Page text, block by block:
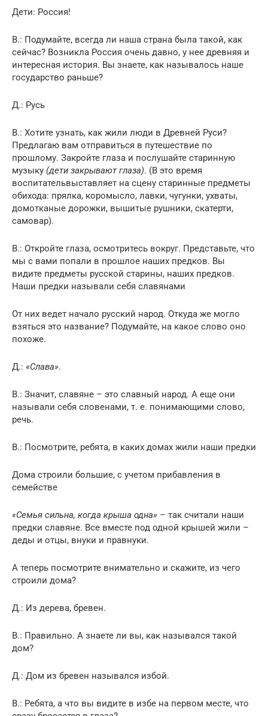
Дети: Россия!
В.: Подумайте, всегда ли наша страна была такой, как
сейчас? Возникла Россия очень давно, у нее древняя и
интересная история. Вы знаете, как называлось наше
государство раньше?
Д.: Русь
В.: Хотите узнать, как жили люди в Древней Руси?
Предлагаю вам отправиться в путешествие по
прошлому. Закройте глаза и послушайте старинную
музыку (дети закрывают глаза). (В это время
воспитательвыставляет на сцену старинные предметы
обихода: прялка, коромысло, лавки, чугунки, ухваты,
домотканые дорожки, вышитые рушники, скатерти,
самовар).
В.: Откройте глаза, осмотритесь вокруг. Представьте, что
мы с вами попали в прошлое наших предков. Вы
видите предметы русской старины, наших предков.
Наши предки называли себя славянами
От них ведет начало русский народ. Откуда же могло
взяться это название? Подумайте, на какое слово оно
похоже.
Д.: «Слава».
В.: Значит, славяне – это славный народ. А еще они
называли себя словенами, т. е. понимающими слово,
речь.
В.: Посмотрите, ребята, в каких домах жили наши предки
Дома строили большие, с учетом прибавления в
семействе
«Семья сильна, когда крыша одна» – так считали наши
предки славяне. Все вместе под одной крышей жили –
деды и отцы, внуки и правнуки.
А теперь посмотрите внимательно и скажите, из чего
строили дома?
Д.: Из дерева, бревен.
В.: Правильно. А знаете ли вы, как назывался такой
дом?
Д.: Дом из бревен назывался избой.
В.: Ребята, а что вы видите в избе на первом месте, что